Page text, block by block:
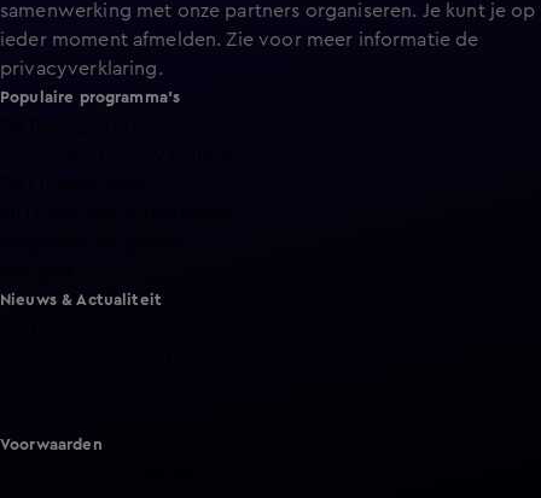
samenwerking met onze partners organiseren. Je kunt je op
ieder moment afmelden. Zie voor meer informatie de
privacyverklaring.
Populaire programma's
Nieuws & Actualiteit
Voorwaarden